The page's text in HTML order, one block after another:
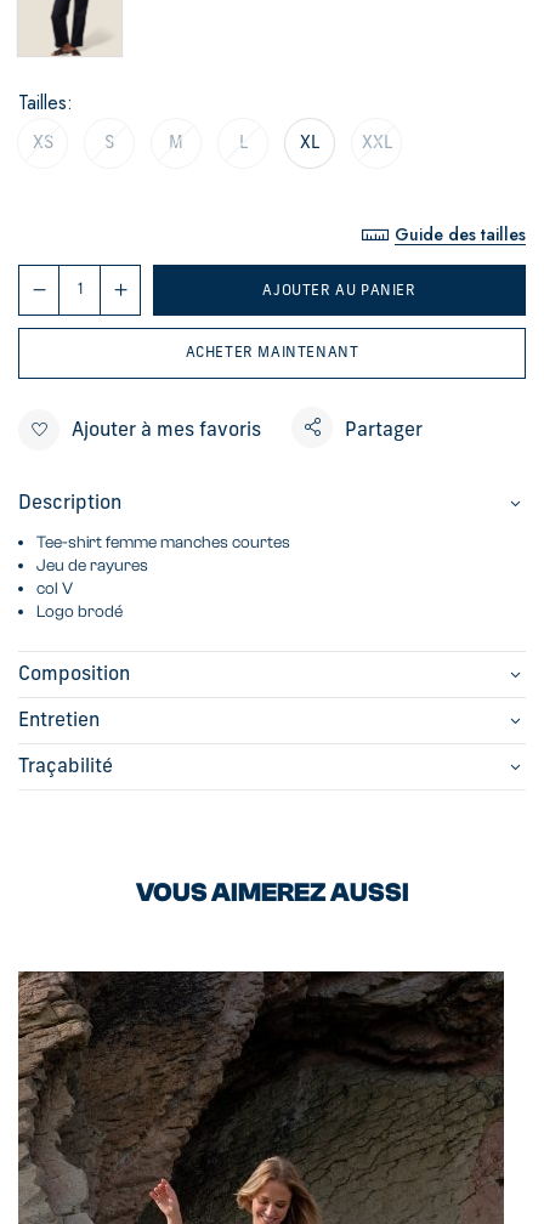
Tailles
XS S M L XL XXL
Guide des tailles
AJOUTER AU PANIER
ACHETER MAINTENANT
Ajouter à mes favoris Partager
Description
Tee-shirt femme manches courtes
Jeu de rayures
col V
Logo brodé
Composition
Entretien
Traçabilité
VOUS AIMEREZ AUSSI